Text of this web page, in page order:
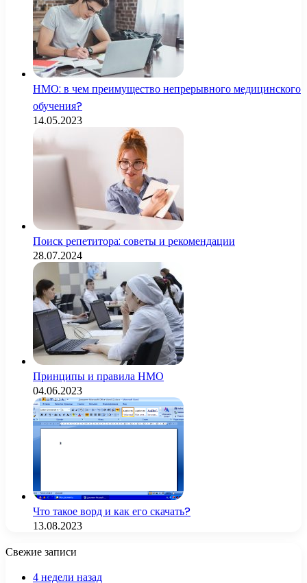
НМО: в чем преимущество непрерывного медицинского
обучения?
14.05.2023
Поиск репетитора: советы и рекомендации
28.07.2024
Принципы и правила НМО
04.06.2023
Что такое ворд и как его скачать?
13.08.2023
Свежие записи
4 недели назад